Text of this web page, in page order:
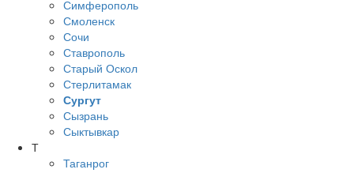
Симферополь
Смоленск
Сочи
Ставрополь
Старый Оскол
Стерлитамак
Сургут
Сызрань
Сыктывкар
Т
Таганрог